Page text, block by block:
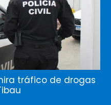
tráfico de drogas